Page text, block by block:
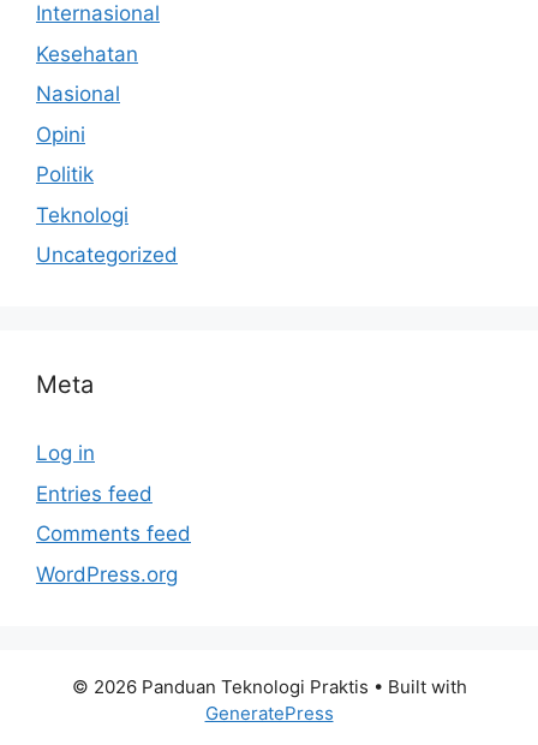
Internasional
Kesehatan
Nasional
Opini
Politik
Teknologi
Uncategorized
Meta
Log in
Entries feed
Comments feed
WordPress.org
© 2026 Panduan Teknologi Praktis • Built with
GeneratePress